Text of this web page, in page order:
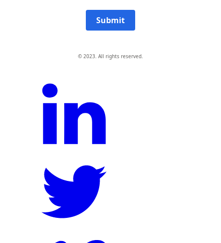
Submit
© 2023. All rights reserved.